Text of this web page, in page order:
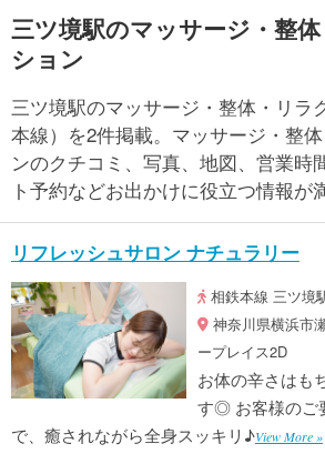
三ツ境駅のマッサージ・整
ション
三ツ境駅のマッサージ・整体・リラ
本線）を2件掲載。マッサージ・整
ンのクチコミ、写真、地図、営業時
ト予約などお出かけに役立つ情報が
リフレッシュサロン ナチュラリー
相鉄本線 三ツ境
神奈川県横浜市
ープレイス2D
お体の辛さはも
す◎ お客様のご
で、癒されながら全身スッキリ♪View More »